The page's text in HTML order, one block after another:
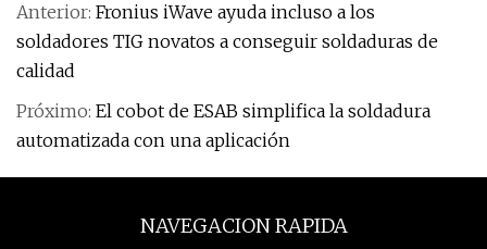
Anterior: Fronius iWave ayuda incluso a los
soldadores TIG novatos a conseguir soldaduras de
calidad
Próximo: El cobot de ESAB simplifica la soldadura
automatizada con una aplicación
NAVEGACION RAPIDA